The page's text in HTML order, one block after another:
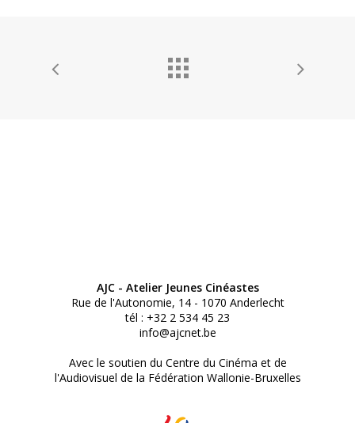
AJC - Atelier Jeunes Cinéastes
Rue de l'Autonomie, 14 - 1070 Anderlecht
tél : +32 2 534 45 23
info@ajcnet.be
Avec le soutien du Centre du Cinéma et de
l'Audiovisuel de la Fédération Wallonie-Bruxelles